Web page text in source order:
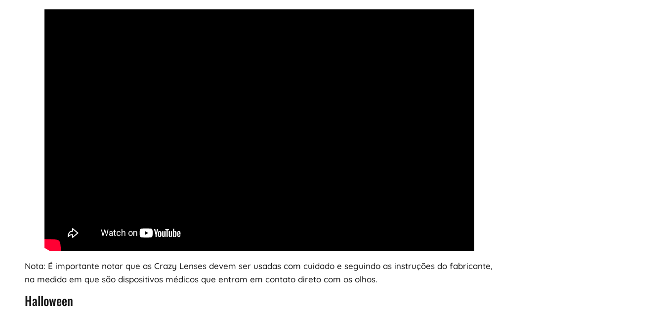
Nota: É importante notar que as Crazy Lenses devem ser usadas com cuidado e seguindo as instruções do fabricante,
na medida em que são dispositivos médicos que entram em contato direto com os olhos.
Halloween